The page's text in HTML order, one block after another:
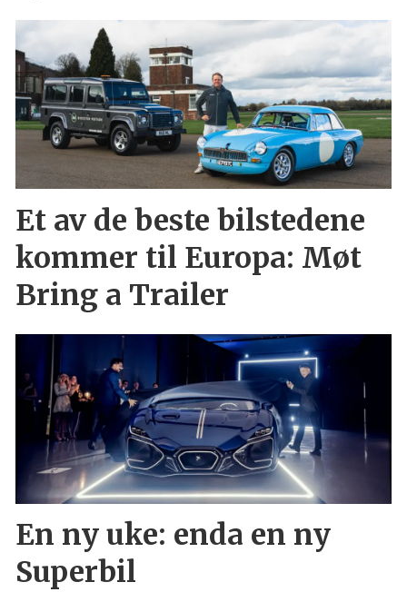
Et av de beste bilstedene
kommer til Europa: Møt
Bring a Trailer
En ny uke: enda en ny
Superbil